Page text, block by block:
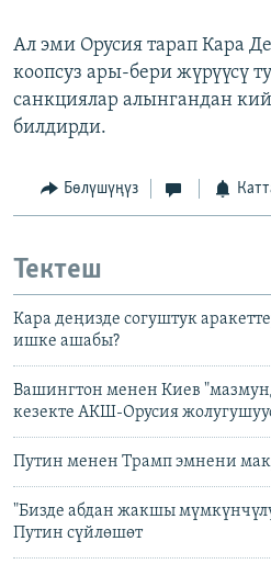
Ал эми Орусия тарап Кара
коопсуз ары-бери жүрүүсү
санкциялар алынгандан
билдирди.
Бөлүшүңүз
Тектеш
Кара деңизде согуштук
ишке ашабы?
Вашингтон менен Киев
кезекте АКШ-Орусия
Путин менен Трамп эмнени
"Бизде абдан жакшы
Путин сүйлөшөт